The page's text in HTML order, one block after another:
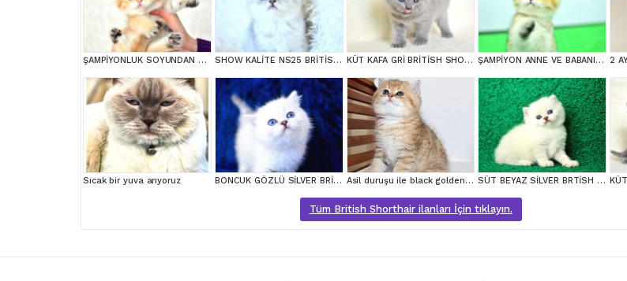
ŞAMPİYONLUK SOYUNDAN NY11 GOLDEN BRİTİSH SHORTHAİR SHOW KALİTE NS25 BRİTİSH SHORTHAİR YAVRUMUZ DİŞİ KÜT KAFA GRİ BRİTİSH SHORTHAİR ŞAMPİYON ANNE VE BABANI YAVRUSU NY11 GOLDEN BRİTİSH SHORTHAİR YAVRUMUZ
Sıcak bir yuva arıyoruz BONCUK GÖZLÜ SİLVER BRİTİSH SHORTHAİR NS1133 Asil duruşu ile black golden british shortair SÜT BEYAZ SİLVER BRTİSH SHORTHAİR NS1133
Tüm British Shorthair ilanları İçin tıklayın.